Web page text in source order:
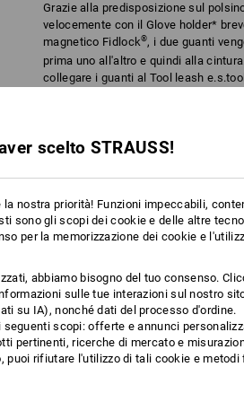
Grazie alla predisposizione sul
velocemente con il Glove holder*
magnetico Fidlock®, i due guanti
prima uno all'altro e quindi alla
collegare i guanti al Tool leash
fissati tramite il Tool leash al
magnetiche che possono nuocere
* non in dotazione
Materiale:
Dorso della mano 94% Poliammide /
Contiene parti non tessili di origine
Manutenzione:
Non lavare
Non asciugare
prodotto contiene elementi magnetici che
cardiaci, defibrillatori cardiaci o altri
scelto STRAUSS!
nostra priorità! Funzioni impeccabili,
sono gli scopi dei cookie e delle altre
per la memorizzazione dei cookie e
abbiamo bisogno del tuo consenso.
sulle tue interazioni sul nostro
su IA), nonché dati del processo d'ordine.
scopi: offerte e annunci
pertinenti, ricerche di mercato e
puoi rifiutare l'utilizzo di tali cookie e metodi